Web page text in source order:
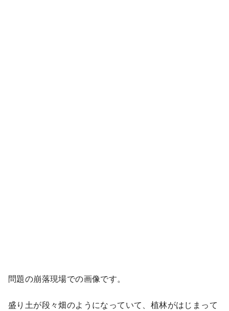
問題の崩落現場での画像です。
盛り土が段々畑のようになっていて、植林がはじまって